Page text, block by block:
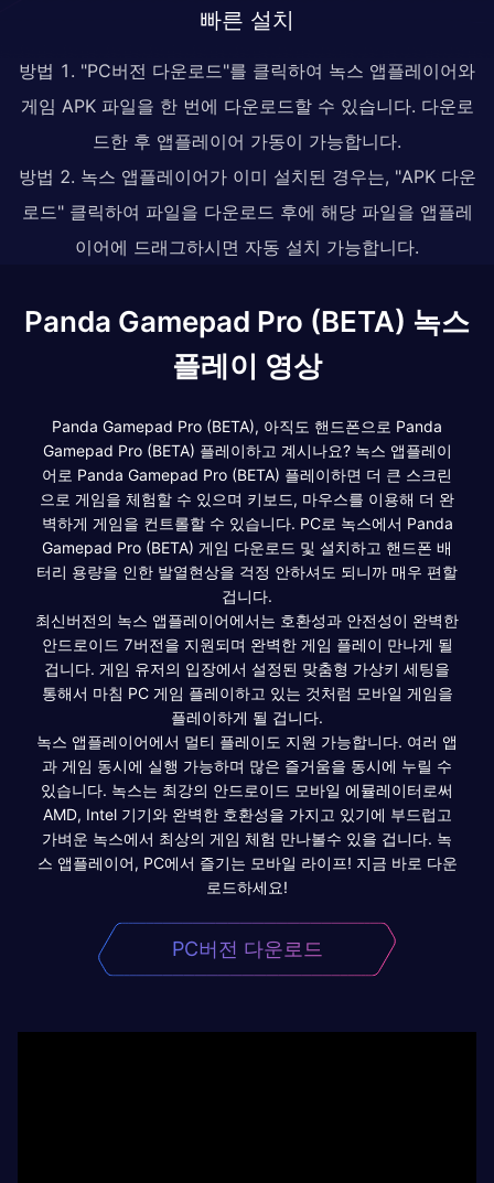
빠른 설치
방법 1. "PC버전 다운로드"를 클릭하여 녹스 앱플레이어와
게임 APK 파일을 한 번에 다운로드할 수 있습니다. 다운로
드한 후 앱플레이어 가동이 가능합니다.
방법 2. 녹스 앱플레이어가 이미 설치된 경우는, "APK 다운
로드" 클릭하여 파일을 다운로드 후에 해당 파일을 앱플레
이어에 드래그하시면 자동 설치 가능합니다.
Panda Gamepad Pro (BETA) 녹스
플레이 영상
Panda Gamepad Pro (BETA), 아직도 핸드폰으로 Panda
Gamepad Pro (BETA) 플레이하고 계시나요? 녹스 앱플레이
어로 Panda Gamepad Pro (BETA) 플레이하면 더 큰 스크린
으로 게임을 체험할 수 있으며 키보드, 마우스를 이용해 더 완
벽하게 게임을 컨트롤할 수 있습니다. PC로 녹스에서 Panda
Gamepad Pro (BETA) 게임 다운로드 및 설치하고 핸드폰 배
터리 용량을 인한 발열현상을 걱정 안하셔도 되니까 매우 편할
겁니다.
최신버전의 녹스 앱플레이어에서는 호환성과 안전성이 완벽한
안드로이드 7버전을 지원되며 완벽한 게임 플레이 만나게 될
겁니다. 게임 유저의 입장에서 설정된 맞춤형 가상키 세팅을
통해서 마침 PC 게임 플레이하고 있는 것처럼 모바일 게임을
플레이하게 될 겁니다.
녹스 앱플레이어에서 멀티 플레이도 지원 가능합니다. 여러 앱
과 게임 동시에 실행 가능하며 많은 즐거움을 동시에 누릴 수
있습니다. 녹스는 최강의 안드로이드 모바일 에뮬레이터로써
AMD, Intel 기기와 완벽한 호환성을 가지고 있기에 부드럽고
가벼운 녹스에서 최상의 게임 체험 만나볼수 있을 겁니다. 녹
스 앱플레이어, PC에서 즐기는 모바일 라이프! 지금 바로 다운
로드하세요!
PC버전 다운로드